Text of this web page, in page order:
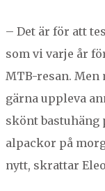
– Det är för att
som vi var­je år
MTB-resan.
gär­na uppl­e­va
skönt bas­tuhäng
alpack­or på
nytt, skrat­tar